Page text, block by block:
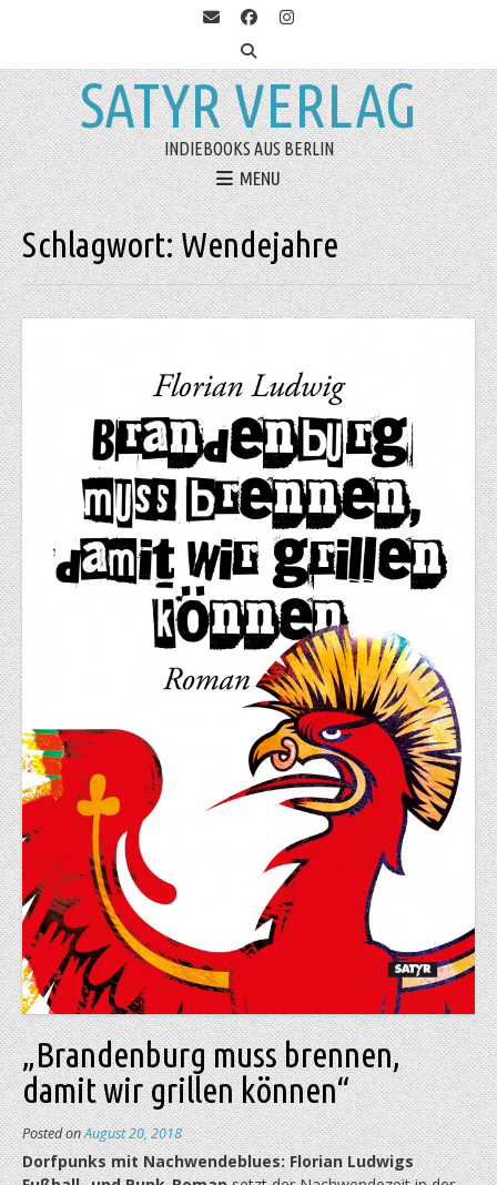
SATYR VERLAG
INDIEBOOKS AUS BERLIN
MENU
Schlagwort:Wendejahre
„Brandenburg muss brennen,
damit wir grillen können“
Posted onAugust 20, 2018
Dorfpunks mit Nachwendeblues: Florian Ludwigs